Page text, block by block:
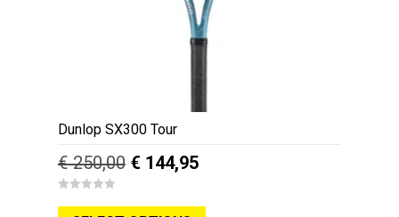
Dunlop SX300 Tour
€250,00 Oorspronkelijke
was:
€ 144,95Huidige
is:
o